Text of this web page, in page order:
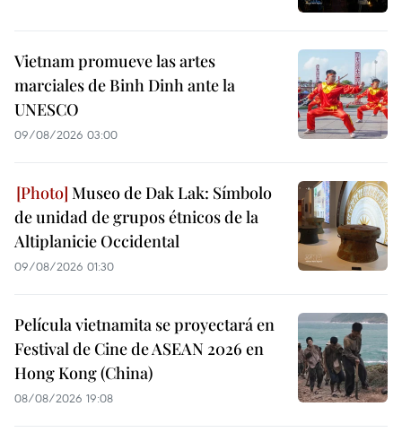
Vietnam promueve las artes
marciales de Binh Dinh ante la
UNESCO
09/08/2026 03:00
Museo de Dak Lak: Símbolo
de unidad de grupos étnicos de la
Altiplanicie Occidental
09/08/2026 01:30
Película vietnamita se proyectará en
Festival de Cine de ASEAN 2026 en
Hong Kong (China)
08/08/2026 19:08